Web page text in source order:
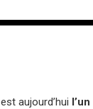
aujourd’hui